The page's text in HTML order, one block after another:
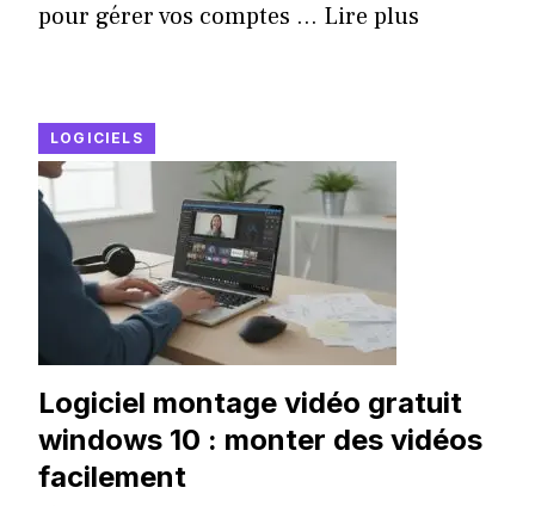
pour gérer vos comptes ... Lire plus
LOGICIELS
Logiciel montage vidéo gratuit
windows 10 : monter des vidéos
facilement